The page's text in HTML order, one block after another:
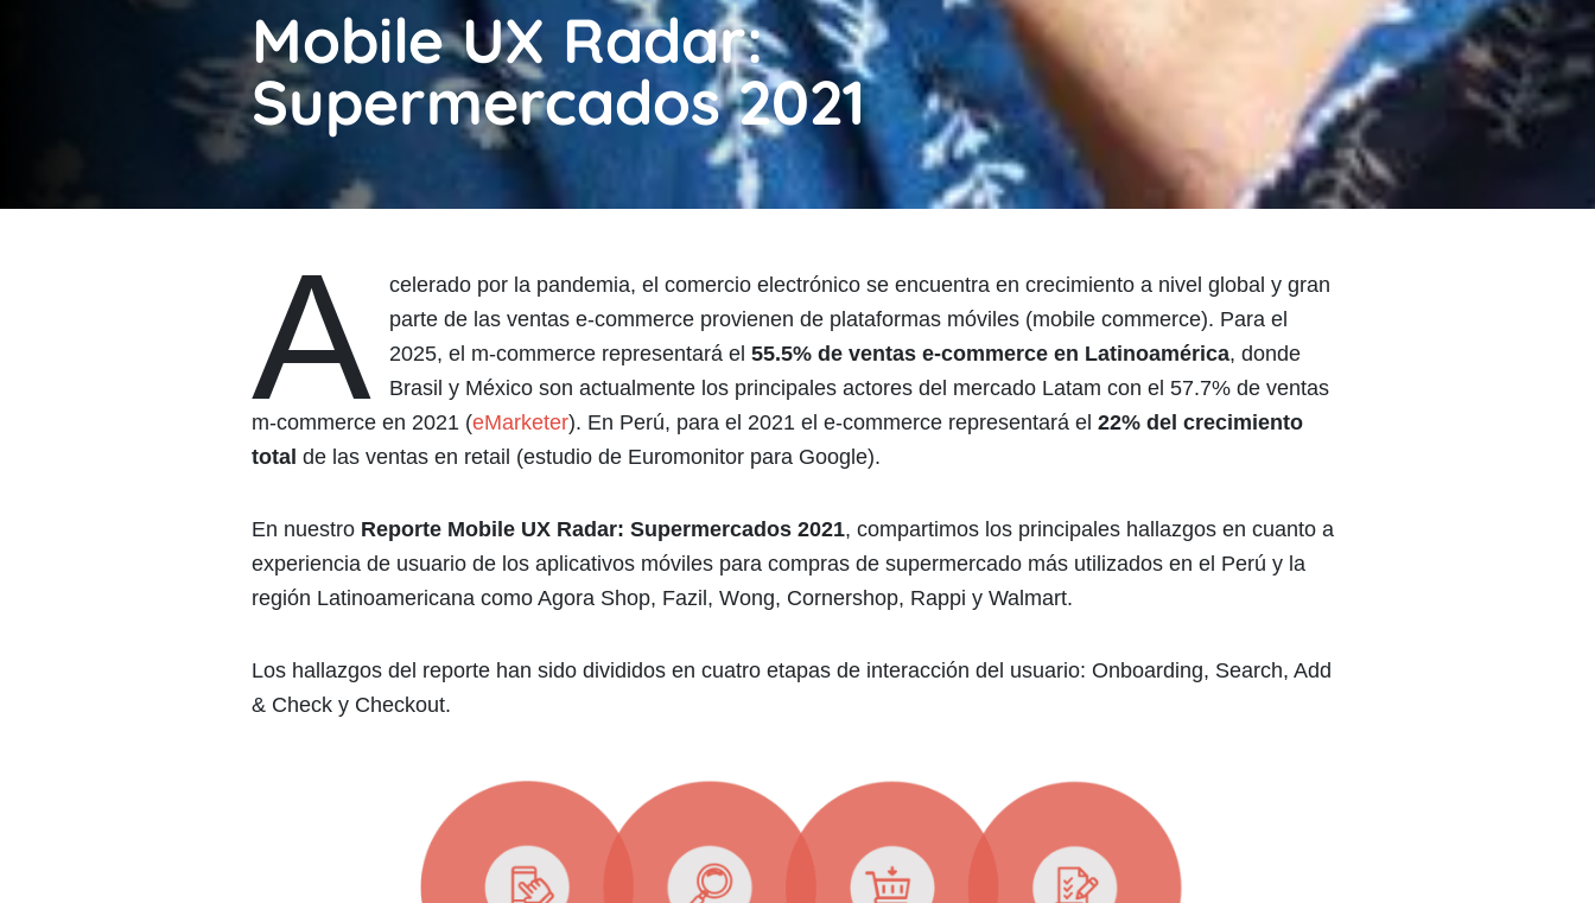
Mobile UX Radar:
Supermercados 2021
A
celerado por la pandemia, el comercio electrónico se encuentra en crecimiento a nivel global y gran
parte de las ventas e-commerce provienen de plataformas móviles (mobile commerce). Para el
2025, el m-commerce representará el55.5% de ventas e-commerce en Latinoamérica, donde
Brasil y México son actualmente los principales actores del mercado Latam con el 57.7% de ventas
m-commerce en 2021 (eMarketer). En Perú, para el 2021 el e-commerce representará el 22% del crecimiento
total de las ventas en retail (estudio de Euromonitor para Google).
En nuestro Reporte Mobile UX Radar: Supermercados 2021, compartimos los principales hallazgos en cuanto a
experiencia de usuario de los aplicativos móviles para compras de supermercado más utilizados en el Perú y la
región Latinoamericana como Agora Shop, Fazil, Wong, Cornershop, Rappi y Walmart.
Los hallazgos del reporte han sido divididos en cuatro etapas de interacción del usuario: Onboarding, Search, Add
& Check y Checkout.